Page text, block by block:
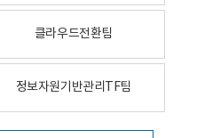
클라우드전환팀
정보자원기반관리TF팀